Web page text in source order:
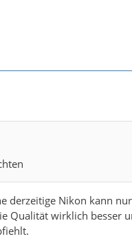
Nikon kann
Qualität wirklich besser